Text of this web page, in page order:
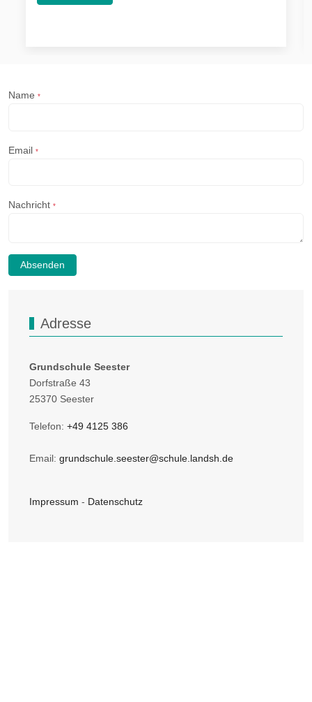
Name *
Email *
Nachricht *
Absenden
Adresse
Grundschule Seester
Dorfstraße 43
25370 Seester
Telefon: +49 4125 386
Email: grundschule.seester@schule.landsh.de
Impressum - Datenschutz